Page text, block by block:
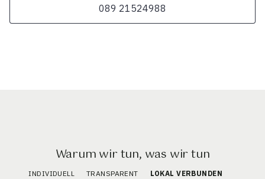
089 21524988
Warum wir tun, was wir tun
INDIVIDUELL TRANSPARENT LOKAL VERBUNDEN